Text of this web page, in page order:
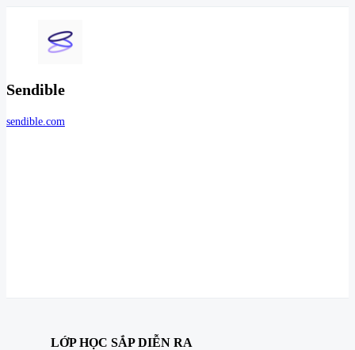
Sendible
sendible.com
LỚP HỌC SẮP DIỄN RA